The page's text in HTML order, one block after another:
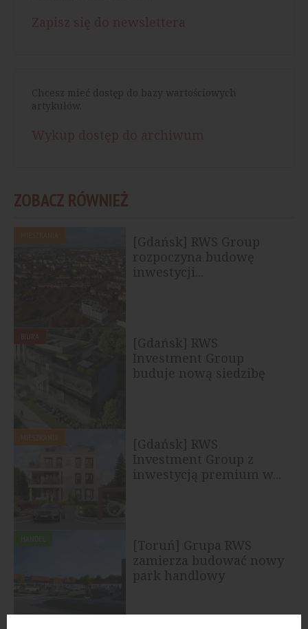
Chcesz mieć dostęp do bazy wartościowych
artykułów.
ZOBACZ RÓWNIEŻ
[Gdańsk] RWS Group
rozpoczyna budowę
inwestycji...
[Gdańsk] RWS
Investment Group
buduje nową siedzibę
[Gdańsk] RWS
Investment Group z
inwestycją premium w...
[Toruń] Grupa RWS
zamierza budować nowy
park handlowy